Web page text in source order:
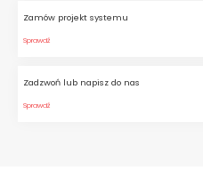
Zamów projekt systemu
Sprawdź
Zadzwoń lub napisz do nas
Sprawdź